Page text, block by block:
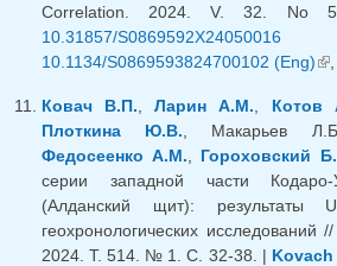
Correlation. 2024. V. 32. No
10.31857/
10.1134/S0869593824700102 (Eng)
Ковач В.П. ,Ларин А.М. Котов
Плоткина Ю.В. , Макарьев
Федосеенко А.М.
Гороховский
серии западной части Кодаро-
(Алданский щит): результаты
геохронологических
2024. Т. 514. № 1. С. 32-38. | Kovach